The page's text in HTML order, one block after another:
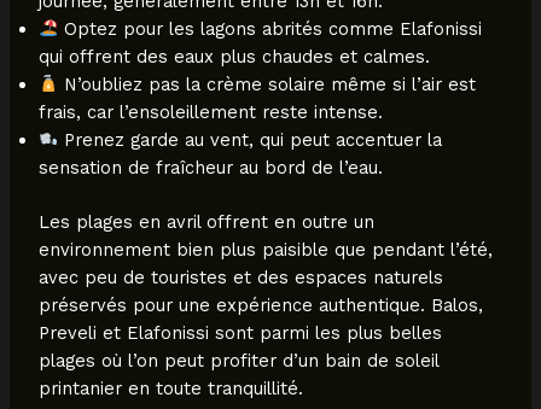
Optez pour les lagons abrités comme Elafonissi
qui offrent des eaux plus chaudes et calmes.
N’oubliez pas la crème solaire même si l’air est
frais, car l’ensoleillement reste intense.
Prenez garde au vent, qui peut accentuer la
sensation de fraîcheur au bord de l’eau.
Les plages en avril offrent en outre un
environnement bien plus paisible que pendant l’été,
avec peu de touristes et des espaces naturels
préservés pour une expérience authentique. Balos,
Preveli et Elafonissi sont parmi les plus belles
plages où l’on peut profiter d’un bain de soleil
printanier en toute tranquillité.